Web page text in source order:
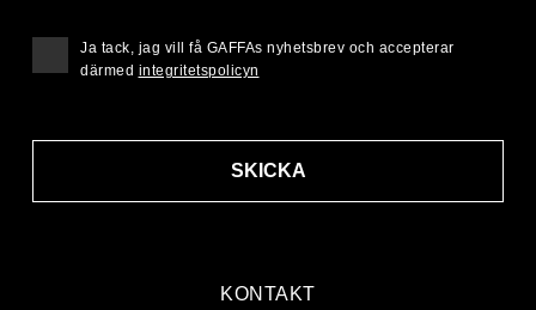
KONTAKT
SKICKA
Ja tack, jag vill få GAFFAs nyhetsbrev och accepterar
därmed integritetspolicyn